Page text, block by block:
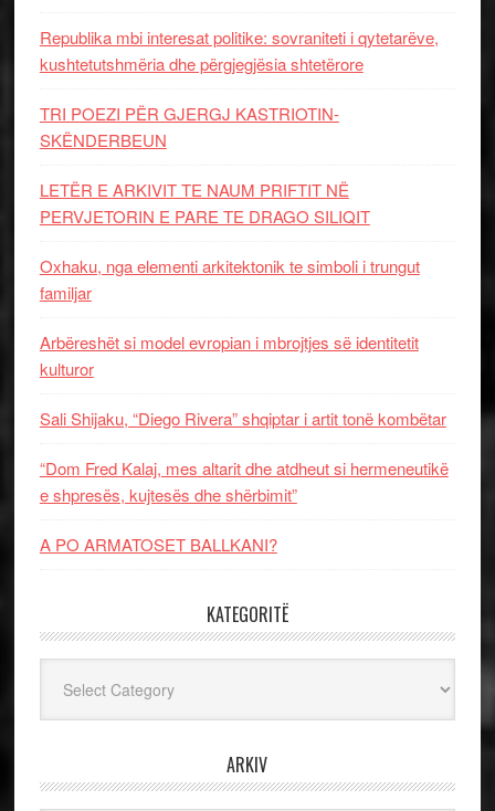
Republika mbi interesat politike: sovraniteti i qytetarëve,
kushtetutshmëria dhe përgjegjësia shtetërore
TRI POEZI PËR GJERGJ KASTRIOTIN-
SKËNDERBEUN
LETËR E ARKIVIT TE NAUM PRIFTIT NË
PERVJETORIN E PARE TE DRAGO SILIQIT
Oxhaku, nga elementi arkitektonik te simboli i trungut
familjar
Arbëreshët si model evropian i mbrojtjes së identitetit
kulturor
Sali Shijaku, “Diego Rivera” shqiptar i artit tonë kombëtar
“Dom Fred Kalaj, mes altarit dhe atdheut si hermeneutikë
e shpresës, kujtesës dhe shërbimit”
A PO ARMATOSET BALLKANI?
KATEGORITË
ARKIV